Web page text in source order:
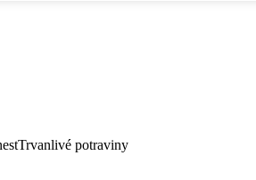
Trvanlivé potraviny